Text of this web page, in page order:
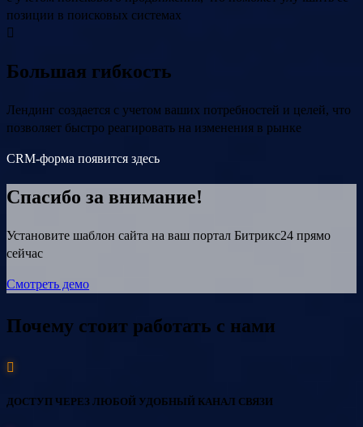
позиции в поисковых системах
Большая гибкость
Лендинг создается с учетом ваших потребностей и целей, что
позволяет быстро реагировать на изменения в рынке
CRM-форма появится здесь
Спасибо за внимание!
Установите шаблон сайта на ваш портал Битрикс24 прямо
сейчас
Смотреть демо
Почему стоит работать с нами
ДОСТУП ЧЕРЕЗ ЛЮБОЙ УДОБНЫЙ КАНАЛ СВЯЗИ